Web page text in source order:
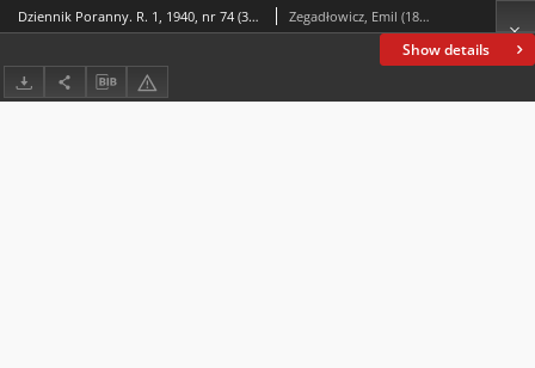
Show details
Dziennik Poranny. R. 1, 1940, nr 74 (30 V) Zegadłowicz, Emil (1888-1941)